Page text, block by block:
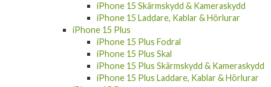
iPhone 15 Skärmskydd & Kameraskydd
iPhone 15 Laddare, Kablar & Hörlurar
iPhone 15 Plus
iPhone 15 Plus Fodral
iPhone 15 Plus Skal
iPhone 15 Plus Skärmskydd & Kameraskydd
iPhone 15 Plus Laddare, Kablar & Hörlurar